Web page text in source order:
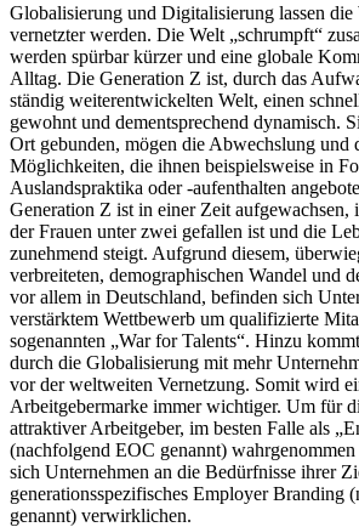
Globalisierung und Digitalisierung lassen die
vernetzter werden. Die Welt „schrumpft“
werden spürbar kürzer und eine globale
Alltag. Die Generation Z ist, durch das
ständig weiterentwickelten Welt, einen
gewohnt und dementsprechend dynamisch.
Ort gebunden, mögen die Abwechslung und
Möglichkeiten, die ihnen beispielsweise in
Auslandspraktika oder -aufenthalten
Generation Z ist in einer Zeit aufgewachsen,
der Frauen unter zwei gefallen ist und die
zunehmend steigt. Aufgrund diesem,
verbreiteten, demographischen Wandel und
vor allem in Deutschland, befinden sich
verstärktem Wettbewerb um qualifizierte
sogenannten „War for Talents“. Hinzu
durch die Globalisierung mit mehr
vor der weltweiten Vernetzung. Somit wird
Arbeitgebermarke immer wichtiger. Um für
attraktiver Arbeitgeber, im besten Falle als
(nachfolgend EOC genannt) wahrgenommen
sich Unternehmen an die Bedürfnisse ihrer
generationsspezifisches Employer Branding
genannt) verwirklichen.